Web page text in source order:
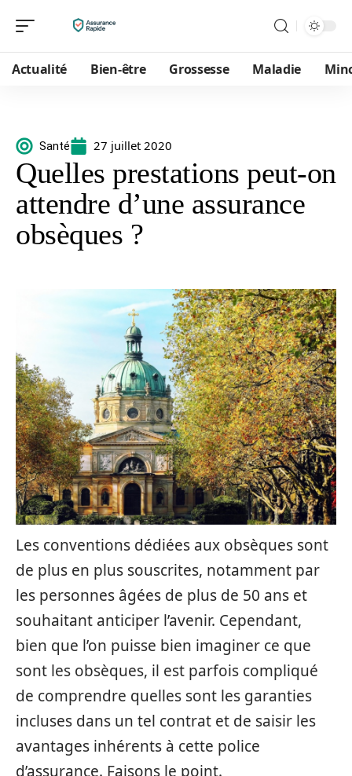
Actualité Bien-être Grossesse Maladie
Santé 27 juillet 2020
Quelles prestations peut-on
attendre d’une assurance
obsèques ?
Les conventions dédiées aux obsèques sont
de plus en plus souscrites, notamment par
les personnes âgées de plus de 50 ans et
souhaitant anticiper l’avenir. Cependant,
bien que l’on puisse bien imaginer ce que
sont les obsèques, il est parfois compliqué
de comprendre quelles sont les garanties
incluses dans un tel contrat et de saisir les
avantages inhérents à cette police
d’assurance. Faisons le point.